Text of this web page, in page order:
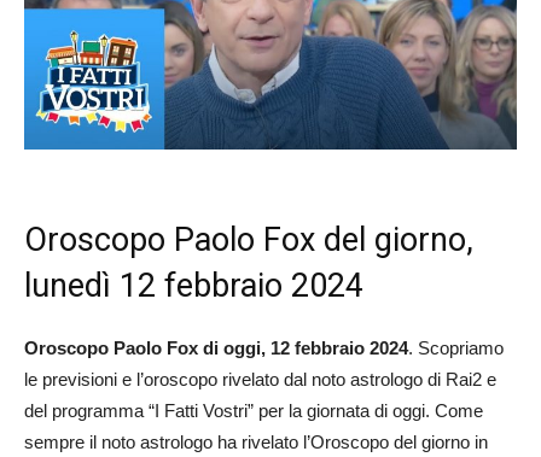
Oroscopo Paolo Fox del giorno,
lunedì 12 febbraio 2024
Oroscopo Paolo Fox di oggi, 12 febbraio 2024. Scopriamo
le previsioni e l’oroscopo rivelato dal noto astrologo di Rai2 e
del programma “I Fatti Vostri” per la giornata di oggi. Come
sempre il noto astrologo ha rivelato l’Oroscopo del giorno in